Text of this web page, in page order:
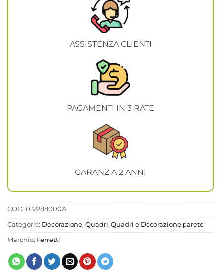
ASSISTENZA CLIENTI
PAGAMENTI IN 3 RATE
GARANZIA 2 ANNI
COD: 032288000A
Categorie: Decorazione, Quadri, Quadri e Decorazione parete
Marchio: Ferretti